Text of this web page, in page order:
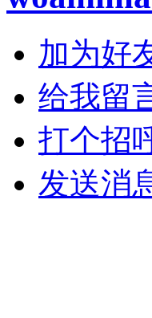
加为好
给我留
打个招
发送消